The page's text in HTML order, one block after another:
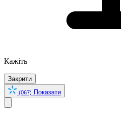
Кажіть
Закрити
(067) Показати